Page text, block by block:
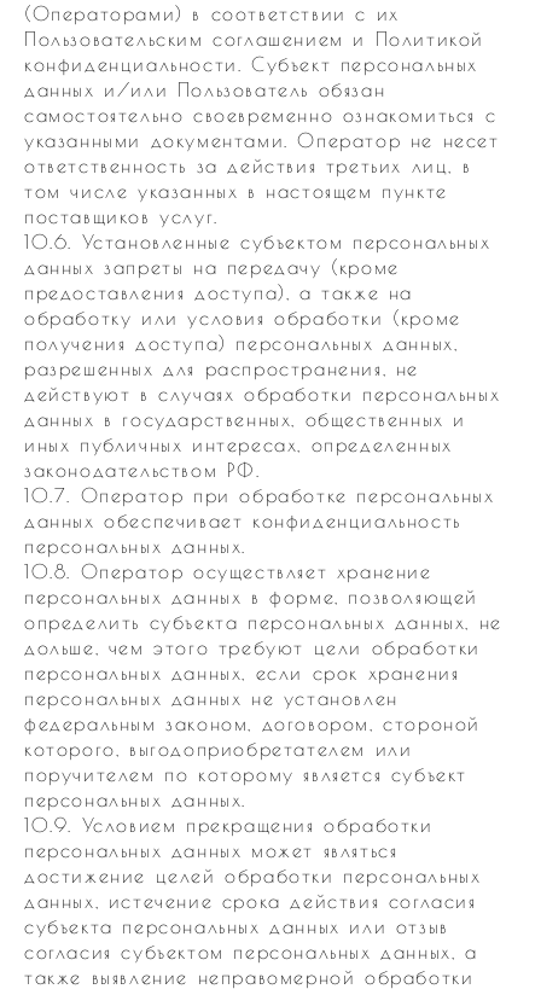
(Операторами) в соответствии с их
Пользовательским соглашением и Политикой
конфиденциальности. Субъект персональных
данных и/или Пользователь обязан
самостоятельно своевременно ознакомиться с
указанными документами. Оператор не несет
ответственность за действия третьих лиц, в
том числе указанных в настоящем пункте
поставщиков услуг.
10.6. Установленные субъектом персональных
данных запреты на передачу (кроме
предоставления доступа), а также на
обработку или условия обработки (кроме
получения доступа) персональных данных,
разрешенных для распространения, не
действуют в случаях обработки персональных
данных в государственных, общественных и
иных публичных интересах, определенных
законодательством РФ.
10.7. Оператор при обработке персональных
данных обеспечивает конфиденциальность
персональных данных.
10.8. Оператор осуществляет хранение
персональных данных в форме, позволяющей
определить субъекта персональных данных, не
дольше, чем этого требуют цели обработки
персональных данных, если срок хранения
персональных данных не установлен
федеральным законом, договором, стороной
которого, выгодоприобретателем или
поручителем по которому является субъект
персональных данных.
10.9. Условием прекращения обработки
персональных данных может являться
достижение целей обработки персональных
данных, истечение срока действия согласия
субъекта персональных данных или отзыв
согласия субъектом персональных данных, а
также выявление неправомерной обработки